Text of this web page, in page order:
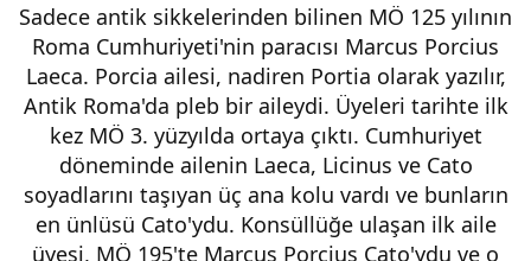
Sadece antik sikkelerinden bilinen MÖ 125 yılının
Roma Cumhuriyeti'nin paracısı Marcus Porcius
Laeca. Porcia ailesi, nadiren Portia olarak yazılır,
Antik Roma'da pleb bir aileydi. Üyeleri tarihte ilk
kez MÖ 3. yüzyılda ortaya çıktı. Cumhuriyet
döneminde ailenin Laeca, Licinus ve Cato
soyadlarını taşıyan üç ana kolu vardı ve bunların
en ünlüsü Cato'ydu. Konsüllüğe ulaşan ilk aile
üyesi, MÖ 195'te Marcus Porcius Cato'ydu ve o